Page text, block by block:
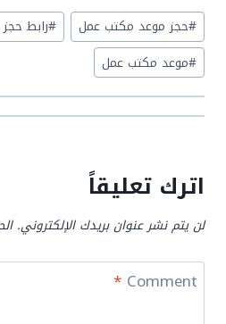
Post
Tags:
#حجز موعد مكتب عمل #رابط
#موعد مكتب عمل
اترك تعليقاً
لن يتم نشر عنوان بريدك الإلكتروني.
Comment
*